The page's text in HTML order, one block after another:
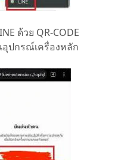
ด้วย QR-CODE
ปกรณ์เครื่องหลัก